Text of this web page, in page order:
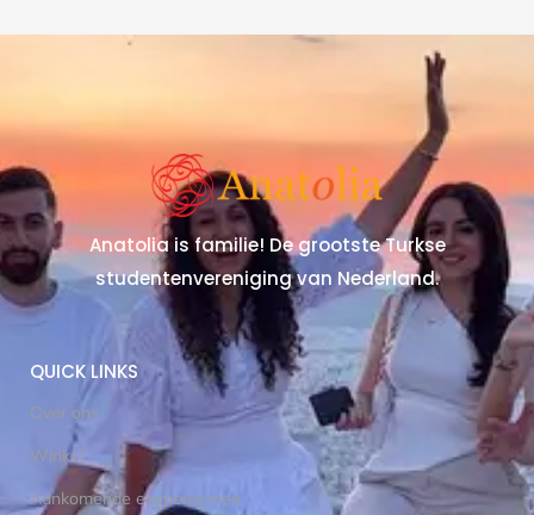
Anatolia is familie! De grootste Turkse
studentenvereniging van Nederland.
QUICK LINKS
Over ons
Winkel
Aankomende evenementen